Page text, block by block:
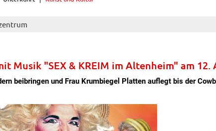
Musik "SEX & KREIM im Altenheim" am 12.
beibringen und Frau Krumbiegel Platten auflegt bis der